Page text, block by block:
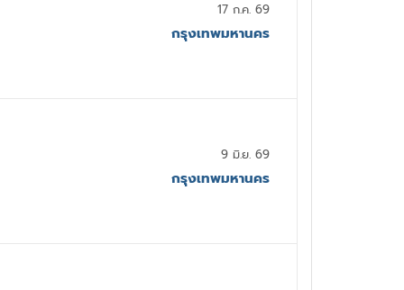
17 ก.ค. 69
กรุงเทพมหานคร
9 มิ.ย. 69
กรุงเทพมหานคร